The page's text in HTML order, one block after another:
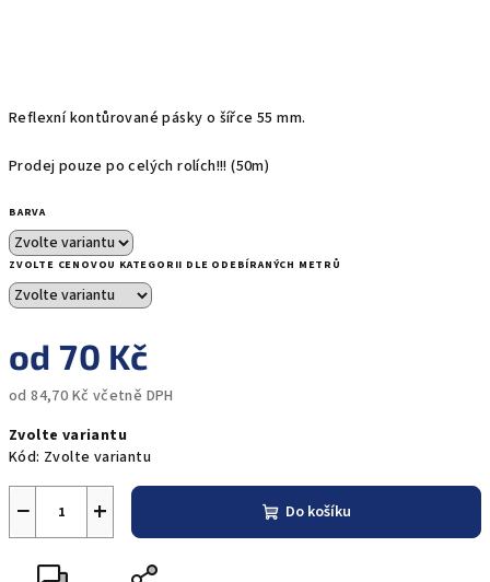
Reflexní kontůrované pásky o šířce 55 mm.
Prodej pouze po celých rolích!!! (50m)
BARVA
ZVOLTE CENOVOU KATEGORII DLE ODEBÍRANÝCH METRŮ
od70 Kč
od84,70 Kč včetně DPH
cena:
Zvolte variantu
Kód: Zvolte variantu
+
− Do košíku